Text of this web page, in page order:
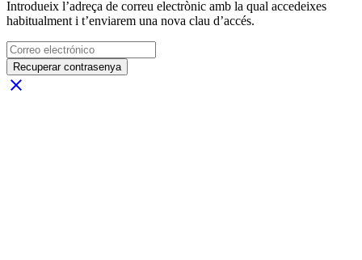
Introdueix l’adreça de correu electrònic amb la qual accedeixes
habitualment i t’enviarem una nova clau d’accés.
Recuperar contrasenya
close